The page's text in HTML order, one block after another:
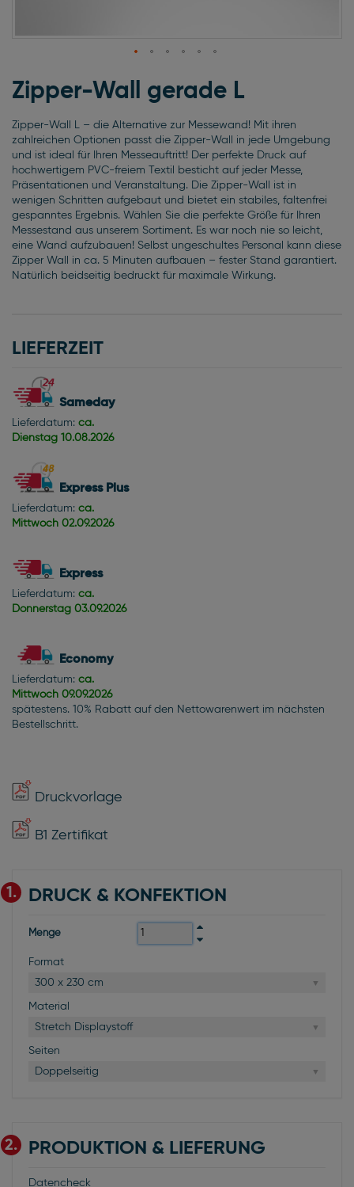
Anfang
der
springen
Zipper-Wall gerade L
Zipper-Wall L – die Alternative zur Messewand! Mit ihren
zahlreichen Optionen passt die Zipper-Wall in jede Umgebung
und ist ideal für Ihren Messeauftritt! Der perfekte Druck auf
hochwertigem PVC-freiem Textil besticht auf jeder Messe,
Präsentationen und Veranstaltung. Die Zipper-Wall ist in
wenigen Schritten aufgebaut und bietet ein stabiles, faltenfrei
gespanntes Ergebnis. Wählen Sie die perfekte Größe für Ihren
Messestand aus unserem Sortiment. Es war noch nie so leicht,
eine Wand aufzubauen! Selbst ungeschultes Personal kann diese
Zipper Wall in ca. 5 Minuten aufbauen – fester Stand garantiert.
Natürlich beidseitig bedruckt für maximale Wirkung.
LIEFERZEIT
Sameday
Lieferdatum: ca.
Dienstag 10.08.2026
Express Plus
Lieferdatum: ca.
Mittwoch 02.09.2026
Express
Lieferdatum: ca.
Donnerstag 03.09.2026
Economy
Lieferdatum: ca.
Mittwoch 09.09.2026
spätestens. 10% Rabatt auf den Nettowarenwert im nächsten
Bestellschritt.
Druckvorlage
B1 Zertifikat
1. DRUCK & KONFEKTION
Menge
Format
300 x 230 cm
Material
Stretch Displaystoff
Seiten
Doppelseitig
2. PRODUKTION & LIEFERUNG
Datencheck